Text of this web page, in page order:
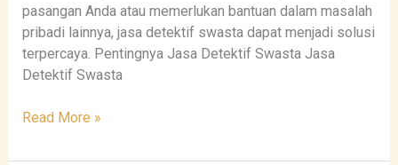
pasangan Anda atau memerlukan bantuan dalam masalah
pribadi lainnya, jasa detektif swasta dapat menjadi solusi
terpercaya. Pentingnya Jasa Detektif Swasta Jasa
Detektif Swasta
Read More »